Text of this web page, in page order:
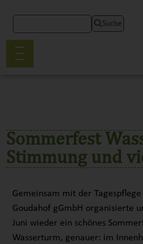
Suche
Sommerfest
Stimmung und
Gemeinsam mit der
Goudahof gGmbH organisierte
Juni wieder ein schönes
Wasserturm, genauer: im